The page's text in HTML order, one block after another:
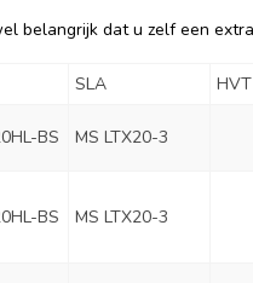
belangrijk dat u zelf een
SLA HVT
BS MS LTX20-3
BS MS LTX20-3